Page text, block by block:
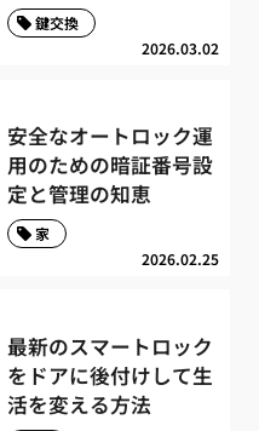
2026.03.02
鍵交換
安全なオートロック運
用のための暗証番号設
定と管理の知恵
2026.02.25
家
最新のスマートロック
をドアに後付けして生
活を変える方法